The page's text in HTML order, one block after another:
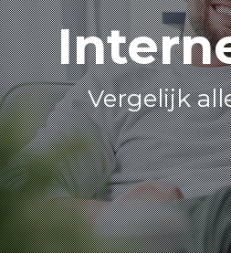
Vergelijk